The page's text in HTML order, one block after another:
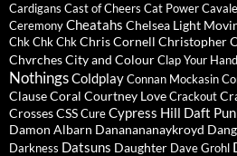
Cardigans Cast of Cheers Cat Power
CeremonyCheatahs Chelsea Light
Chk Chk ChkChris Cornell Christopher
ChvrchesCity and ColourClap Your
NothingsColdplayConnan Mockasin
ClauseCoral Courtney LoveCrackout
CrossesCSSCureCypress Hill Daft
Damon Albarn Dananananaykroyd
Darkness Datsuns Daughter Dave Grohl